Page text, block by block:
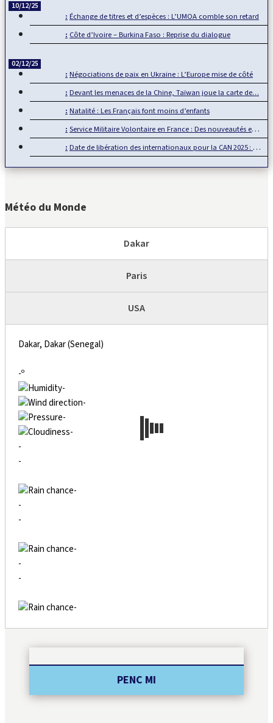
10/12/25
Échange de titres et d’espèces : L’UMOA comble son retard
Côte d’Ivoire – Burkina Faso : Reprise du dialogue
02/12/25
Négociations de paix en Ukraine : L’Europe mise de côté
Devant les menaces de la Chine, Taïwan joue la carte de…
Natalité : Les Français font moins d’enfants
Service Militaire Volontaire en France : Des nouveautés en 2025
Date de libération des internationaux pour la CAN 2025 : Rumeur ou…
Météo du Monde
Dakar
Paris
USA
Dakar, Dakar (Senegal)
-º
-
-
-
-
-
-
-
-
-
-
-
-
-
PENC MI